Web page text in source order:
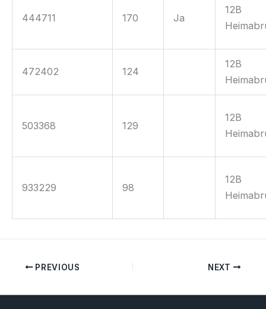
444711 170 Ja
12B
472402 124
12B
503368 129
12B
933229 98
12B
PREVIOUS NEXT